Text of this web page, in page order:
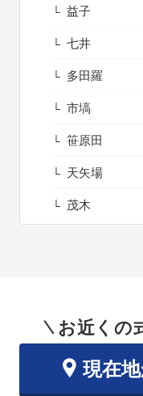
益子
七井
多田羅
市塙
笹原田
天矢場
茂木
お近くの
現在